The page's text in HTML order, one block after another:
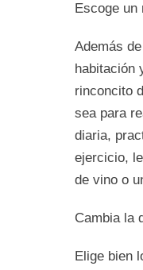
Escoge
Además
habitación
rinconcito
sea para
diaria,
ejercicio,
de vino o
Cambia la
Elige bien